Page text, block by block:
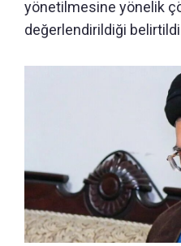
yönetilmesine yönelik
değerlendirildiği